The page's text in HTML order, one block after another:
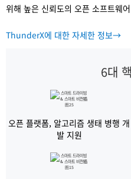
위해 높은 신뢰도의 오픈 소프트웨
ThunderX에 대한 자세한 정보→
6대
오픈 플랫폼, 알고리즘 생태 병행 개
발 지원